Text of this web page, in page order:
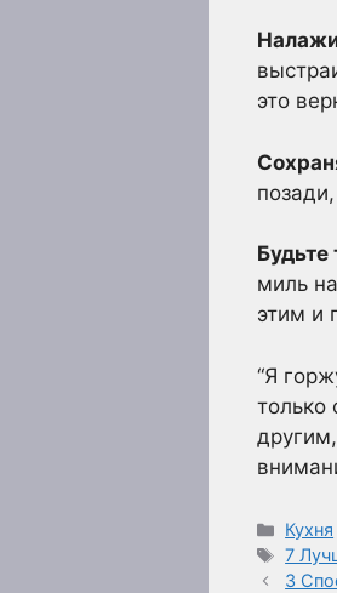
это
Будьте
миль
этим и
“Я
только
Кухня
7
3